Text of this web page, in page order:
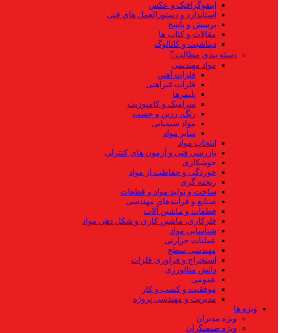
اینفوگرافیک و عکس
استاندارد و دستورالعمل های فنی
پرسش و پاسخ
مقالات و کتاب ها
دیتاشیت و کاتالوگ
دسته بندی مطالب
مواد مهندسی
فلزات آهنی
فلزات غیرآهنی
پلیمرها
سرامیک و کامپوزیت
رنگ، رزین و چسب
مواد شیمیایی
سایر مواد
انتخاب مواد
بازرسی فنی و آزمون های کنترلی
جوشکاری
خوردگی و حفاظت از مواد
ریخته گری
ساخت و تولید مواد و قطعات
صنایع و فرایندهای مهندسی
قطعات و ماشین آلات
فلزکاری، ماشین کاری و شکل دهی مواد
شناسایی مواد
عملیات حرارتی
مهندسی سطح
استخراج و فراوری فلزات
دانش متالورژی
عمومی
موفقیت و کسب و کار
مدیریت و مهندسی پروژه
ویژه ها
ویژه مدیران
ویژه صنعتگران